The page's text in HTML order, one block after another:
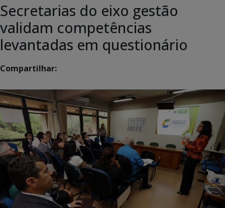
Secretarias do eixo gestão
validam competências
levantadas em questionário
Compartilhar: